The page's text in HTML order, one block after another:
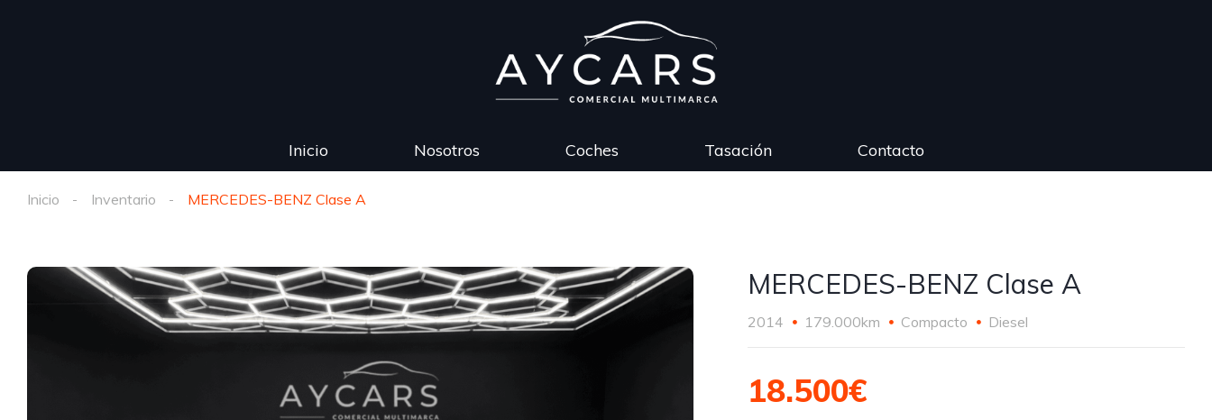
Inicio Nosotros Coches Tasación Contacto
Inicio Inventario MERCEDES-BENZ Clase A
MERCEDES-BENZ Clase A
2014 179.000km Compacto Diesel
18.500€